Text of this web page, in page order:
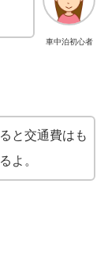
車中泊初心者
と交通費はも
よ。